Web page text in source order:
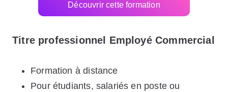
Découvrir cette formation
Titre professionnel Employé Commercial
Formation à distance
Pour étudiants, salariés en poste ou